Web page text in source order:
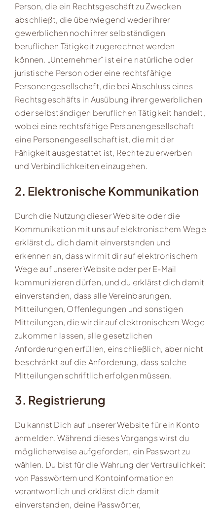
Person, die ein Rechtsgeschäft zu Zwecken
abschließt, die überwiegend weder ihrer
gewerblichen noch ihrer selbständigen
beruflichen Tätigkeit zugerechnet werden
können. „Unternehmer“ ist eine natürliche oder
juristische Person oder eine rechtsfähige
Personengesellschaft, die bei Abschluss eines
Rechtsgeschäfts in Ausübung ihrer gewerblichen
oder selbständigen beruflichen Tätigkeit handelt,
wobei eine rechtsfähige Personengesellschaft
eine Personengesellschaft ist, die mit der
Fähigkeit ausgestattet ist, Rechte zu erwerben
und Verbindlichkeiten einzugehen.
2. Elektronische Kommunikation
Durch die Nutzung dieser Website oder die
Kommunikation mit uns auf elektronischem Wege
erklärst du dich damit einverstanden und
erkennen an, dass wir mit dir auf elektronischem
Wege auf unserer Website oder per E-Mail
kommunizieren dürfen, und du erklärst dich damit
einverstanden, dass alle Vereinbarungen,
Mitteilungen, Offenlegungen und sonstigen
Mitteilungen, die wir dir auf elektronischem Wege
zukommen lassen, alle gesetzlichen
Anforderungen erfüllen, einschließlich, aber nicht
beschränkt auf die Anforderung, dass solche
Mitteilungen schriftlich erfolgen müssen.
3. Registrierung
Du kannst Dich auf unserer Website für ein Konto
anmelden. Während dieses Vorgangs wirst du
möglicherweise aufgefordert, ein Passwort zu
wählen. Du bist für die Wahrung der Vertraulichkeit
von Passwörtern und Kontoinformationen
verantwortlich und erklärst dich damit
einverstanden, deine Passwörter,